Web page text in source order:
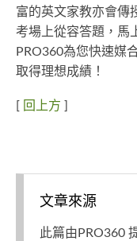
富的英文家教亦會傳
考場上從容答題，馬
PRO360為您快速媒
取得理想成績！
[ 回上方 ]
文章來源
此篇由PRO360